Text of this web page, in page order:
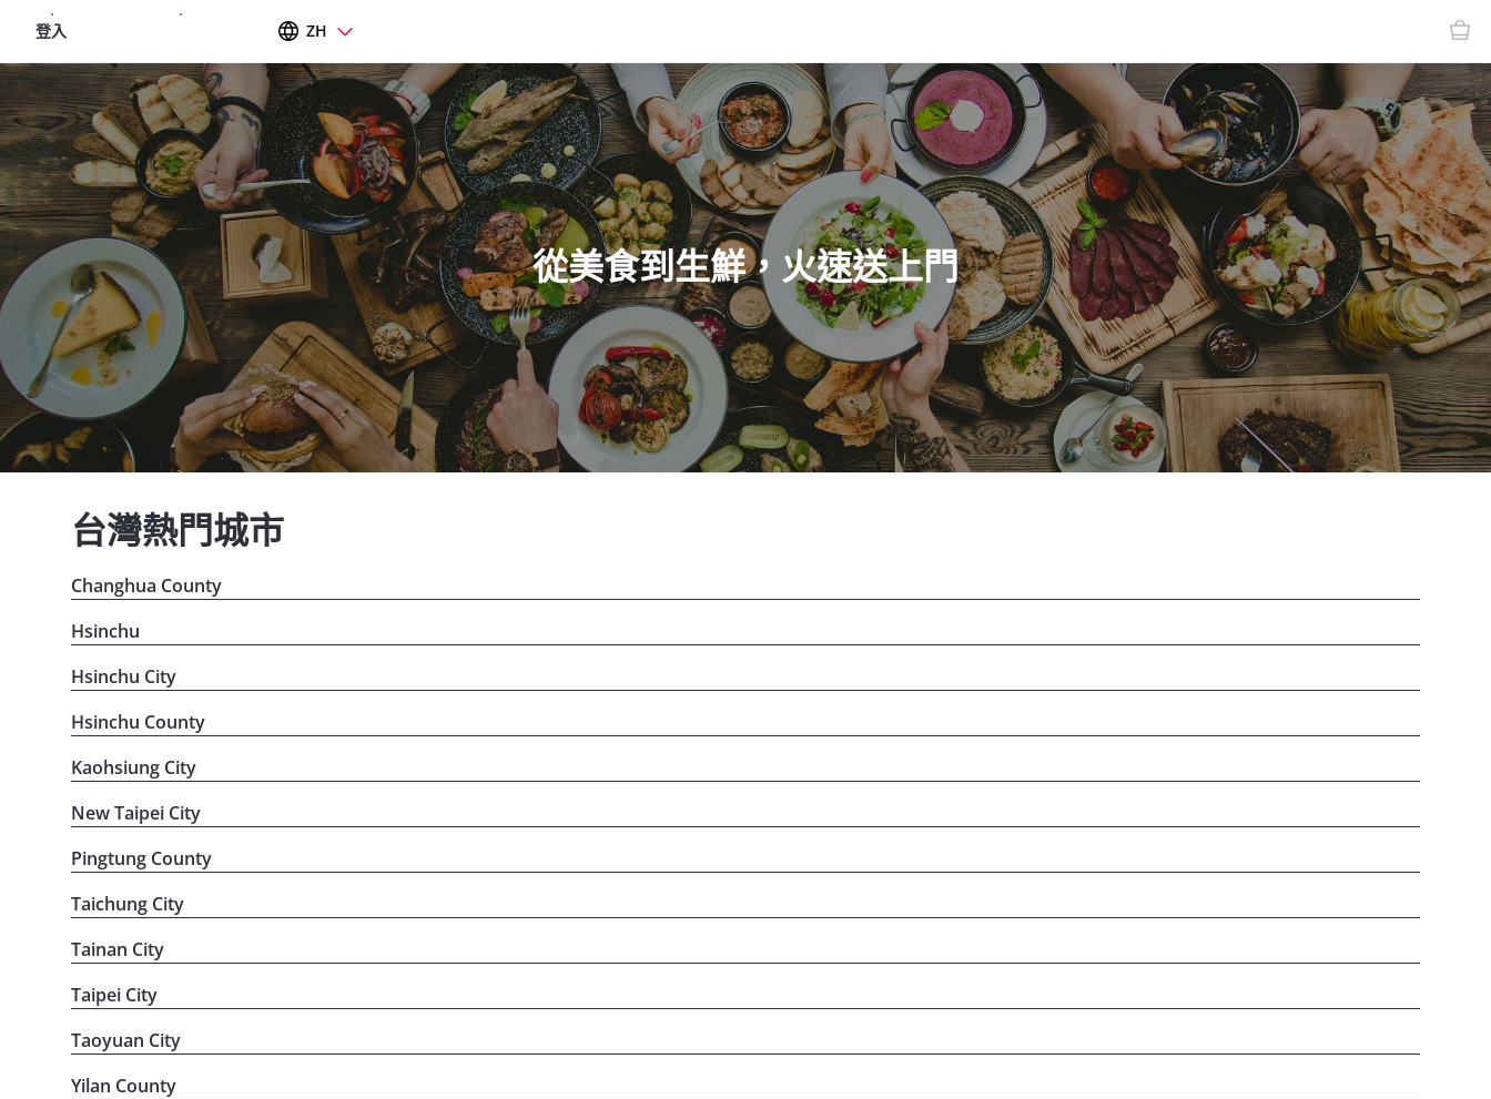
登入 ZH
從美食到生鮮，火速送上門
台灣熱門城市
Changhua County
Hsinchu
Hsinchu City
Hsinchu County
Kaohsiung City
New Taipei City
Pingtung County
Taichung City
Tainan City
Taipei City
Taoyuan City
Yilan County